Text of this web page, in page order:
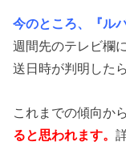
今のところ、『ル
週間先のテレビ欄
送日時が判明した
これまでの傾向から
ると思われます。